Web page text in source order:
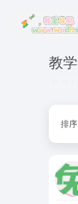
教
排序